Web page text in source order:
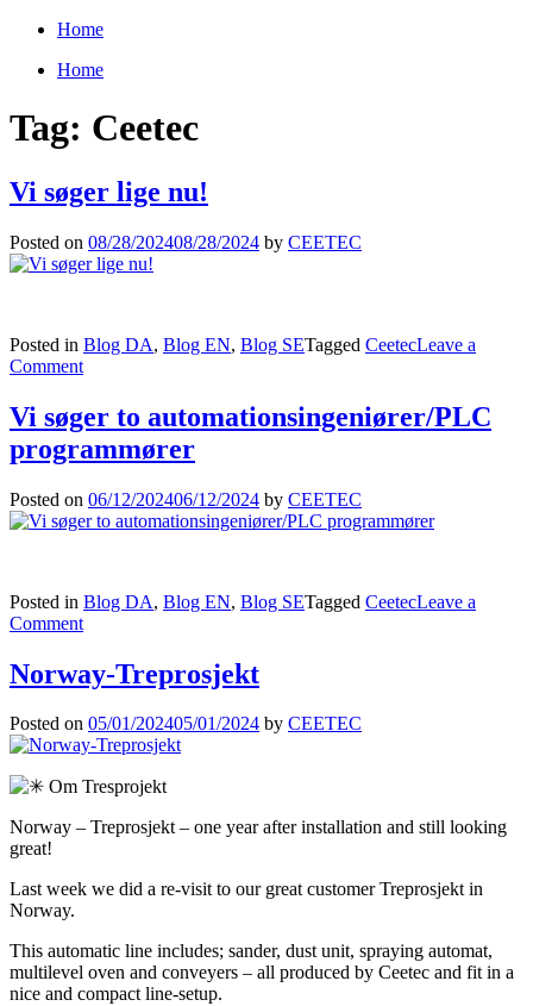
Home
Home
Tag: Ceetec
Vi søger lige nu!
Posted on 08/28/202408/28/2024 by CEETEC
Posted in Blog DA, Blog EN, Blog SETagged CeetecLeave a
Commenton
søger
lige
nu!
Vi søger to automationsingeniører/PLC
programmører
Posted on 06/12/202406/12/2024 by CEETEC
Posted in Blog DA, Blog EN, Blog SETagged CeetecLeave a
Commenton
søger
to
programmører
Norway-Treprosjekt
Posted on 05/01/202405/01/2024 by CEETEC
Om Tresprojekt
Norway – Treprosjekt – one year after installation and still looking
great!
Last week we did a re-visit to our great customer Treprosjekt in
Norway.
This automatic line includes; sander, dust unit, spraying automat,
multilevel oven and conveyers – all produced by Ceetec and fit in a
nice and compact line-setup.